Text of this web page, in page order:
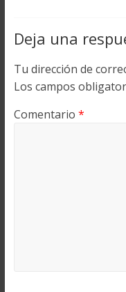
Deja una
Tu dirección de
Los campos
Comentario *